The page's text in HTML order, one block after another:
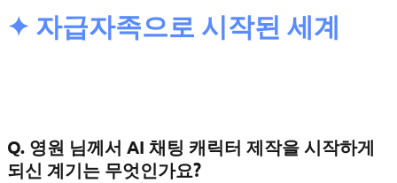
✦ 자급자족으로 시작된 세계
Q. 영원 님께서 AI 채팅 캐릭터 제작을 시작하게
되신 계기는 무엇인가요?